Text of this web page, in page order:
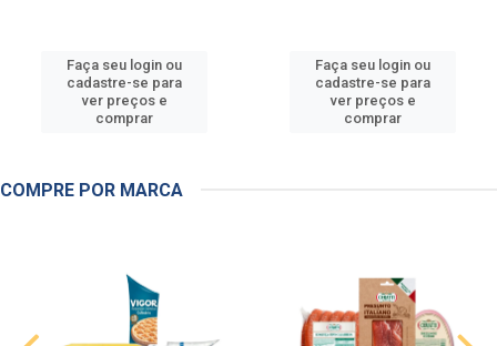
Faça seu login ou
cadastre-se para
ver preços e
comprar
Faça seu login ou
cadastre-se para
ver preços e
comprar
COMPRE POR MARCA